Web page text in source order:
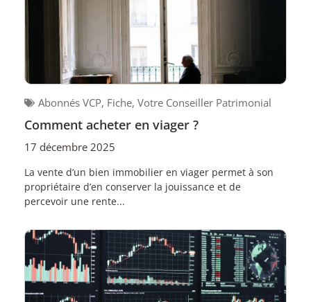
Abonnés VCP, Fiche, Votre Conseiller Patrimonial
Comment acheter en viager ?
17 décembre 2025
La vente d’un bien immobilier en viager permet à son
propriétaire d’en conserver la jouissance et de
percevoir une rente...